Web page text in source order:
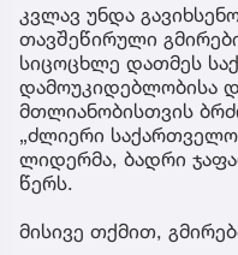
კვლავ უნდა
თავშეწირული
სიცოცხლე დათმეს
დამოუკიდებლობისა
მთლიანობისთვის
„ძლიერი
ლიდერმა, ბადრი
წერს.
მისივე თქმით,